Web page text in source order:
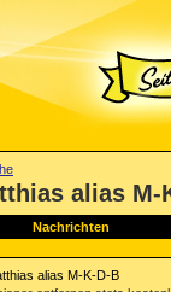
alias M-
Nachrichten
alias M-K-D-B